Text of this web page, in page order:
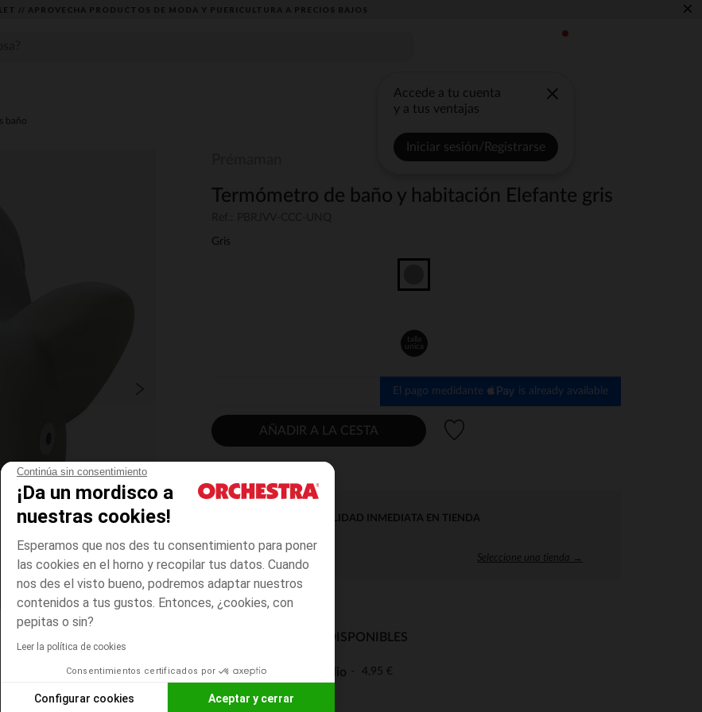
Continúa sin consentimiento
¡Da un mordisco a
nuestras cookies!
Esperamos que nos des tu consentimiento para poner
las cookies en el horno y recopilar tus datos. Cuando
nos des el visto bueno, podremos adaptar nuestros
contenidos a tus gustos. Entonces, ¿cookies, con
pepitas o sin?
Leer la política de cookies
Consentimientos certificados por
Configurar cookies Aceptar y cerrar
// APROVECHA PRODUCTOS DE MODA Y PUERICULTURA A PRECIOS BAJOS ×
Accede a tu cuenta
y a tus ventajas
Iniciar sesión/Registrarse
baño
Termómetro de baño y habitación Elefante gris
Gris
talla
unica
El pago medidante is already available
AÑADIR A LA CESTA
DISPONIBILIDAD INMEDIATA EN TIENDA
Seleccione una tienda →
MODOS DE ENVÍO DISPONIBLES
Entrega a domicilio 4,95 €